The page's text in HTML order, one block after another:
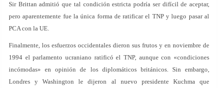
Sir Brittan admitió que tal condición estricta podría ser difícil de aceptar,
pero aparentemente fue la única forma de ratificar el TNP y luego pasar al
PCA con la UE.
Finalmente, los esfuerzos occidentales dieron sus frutos y en noviembre de
1994 el parlamento ucraniano ratificó el TNP, aunque con «condiciones
incómodas» en opinión de los diplomáticos británicos. Sin embargo,
Londres y Washington le dijeron al nuevo presidente Kuchma que